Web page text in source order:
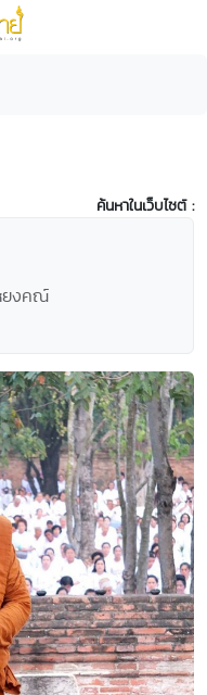
ค้นหาในเว็บไซต์ :
ยงคณ์